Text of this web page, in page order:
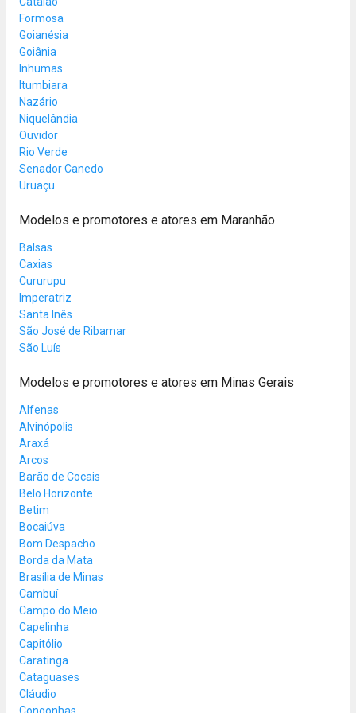
Formosa
Goianésia
Goiânia
Inhumas
Itumbiara
Nazário
Niquelândia
Ouvidor
Rio Verde
Senador Canedo
Uruaçu
Modelos e promotores e atores em Maranhão
Balsas
Caxias
Cururupu
Imperatriz
Santa Inês
São José de Ribamar
São Luís
Modelos e promotores e atores em Minas Gerais
Alfenas
Alvinópolis
Araxá
Arcos
Barão de Cocais
Belo Horizonte
Betim
Bocaiúva
Bom Despacho
Borda da Mata
Brasília de Minas
Cambuí
Campo do Meio
Capelinha
Capitólio
Caratinga
Cataguases
Cláudio